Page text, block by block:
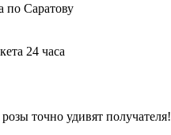
по Саратову
24 часа
точно удивят получателя!